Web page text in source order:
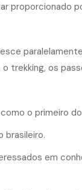
proporcionado
trekking, os
o primeiro
brasileiro.
em